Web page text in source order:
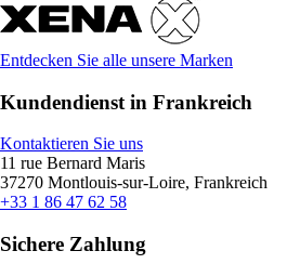
Entdecken Sie alle unsere Marken
Kundendienst in Frankreich
Kontaktieren Sie uns
11 rue Bernard Maris
37270 Montlouis-sur-Loire, Frankreich
+33 1 86 47 62 58
Sichere Zahlung